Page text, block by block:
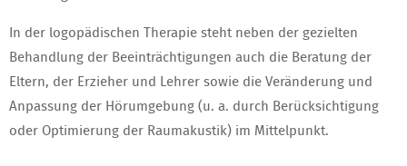
In der logopädischen Therapie steht neben der gezielten
Behandlung der Beeinträchtigungen auch die Beratung der
Eltern, der Erzieher und Lehrer sowie die Veränderung und
Anpassung der Hörumgebung (u. a. durch Berücksichtigung
oder Optimierung der Raumakustik) im Mittelpunkt.